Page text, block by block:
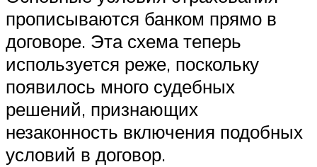
прописываются банком прямо в
договоре. Эта схема теперь
используется реже, поскольку
появилось много судебных
решений, признающих
незаконность включения подобных
условий в договор.